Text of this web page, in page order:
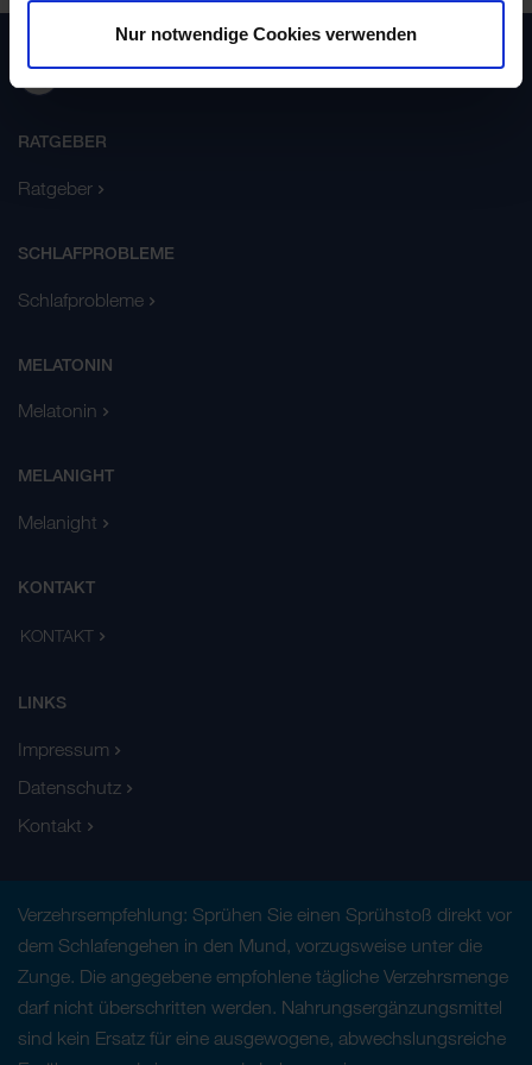
Nur notwendige Cookies verwenden
RATGEBER
Ratgeber
SCHLAFPROBLEME
Schlafprobleme
MELATONIN
Melatonin
MELANIGHT
Melanight
KONTAKT
KONTAKT
LINKS
Impressum
Datenschutz
Kontakt
Verzehrsempfehlung: Sprühen Sie einen Sprühstoß direkt vor
dem Schlafengehen in den Mund, vorzugsweise unter die
Zunge. Die angegebene empfohlene tägliche Verzehrsmenge
darf nicht überschritten werden. Nahrungsergänzungsmittel
sind kein Ersatz für eine ausgewogene, abwechslungsreiche